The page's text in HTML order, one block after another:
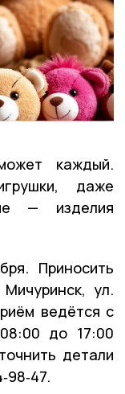
каждый.
даже
— изделия
Приносить
ул.
ведётся с
до 17:00
детали